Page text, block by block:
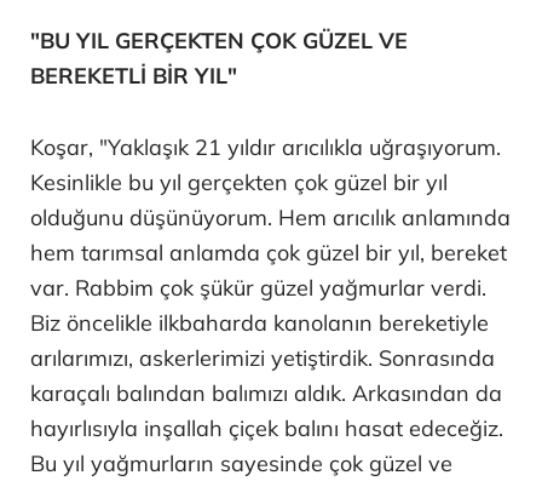
"BU YIL GERÇEKTEN ÇOK GÜZEL VE
BEREKETLİ BİR YIL"
Koşar, "Yaklaşık 21 yıldır arıcılıkla uğraşıyorum.
Kesinlikle bu yıl gerçekten çok güzel bir yıl
olduğunu düşünüyorum. Hem arıcılık anlamında
hem tarımsal anlamda çok güzel bir yıl, bereket
var. Rabbim çok şükür güzel yağmurlar verdi.
Biz öncelikle ilkbaharda kanolanın bereketiyle
arılarımızı, askerlerimizi yetiştirdik. Sonrasında
karaçalı balından balımızı aldık. Arkasından da
hayırlısıyla inşallah çiçek balını hasat edeceğiz.
Bu yıl yağmurların sayesinde çok güzel ve